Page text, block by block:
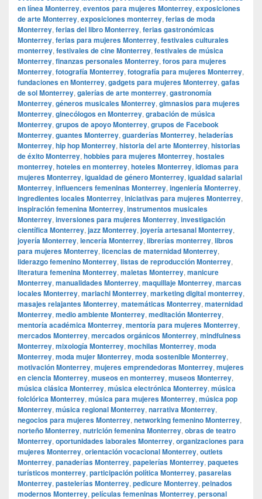
en línea Monterrey, eventos para mujeres Monterrey, exposiciones
de arte Monterrey, exposiciones monterrey, ferias de moda
Monterrey, ferias del libro Monterrey, ferias gastronómicas
Monterrey, ferias para mujeres Monterrey, festivales culturales
monterrey, festivales de cine Monterrey, festivales de música
Monterrey, finanzas personales Monterrey, foros para mujeres
Monterrey, fotografía Monterrey, fotografía para mujeres Monterrey,
fundaciones en Monterrey, gadgets para mujeres Monterrey, gafas
de sol Monterrey, galerías de arte monterrey, gastronomía
Monterrey, géneros musicales Monterrey, gimnasios para mujeres
Monterrey, ginecólogos en Monterrey, grabación de música
Monterrey, grupos de apoyo Monterrey, grupos de Facebook
Monterrey, guantes Monterrey, guarderías Monterrey, heladerías
Monterrey, hip hop Monterrey, historia del arte Monterrey, historias
de éxito Monterrey, hobbies para mujeres Monterrey, hostales
monterrey, hoteles en monterrey, hoteles Monterrey, idiomas para
mujeres Monterrey, igualdad de género Monterrey, igualdad salarial
Monterrey, influencers femeninas Monterrey, ingeniería Monterrey,
ingredientes locales Monterrey, iniciativas para mujeres Monterrey,
inspiración femenina Monterrey, instrumentos musicales
Monterrey, inversiones para mujeres Monterrey, investigación
científica Monterrey, jazz Monterrey, joyería artesanal Monterrey,
joyería Monterrey, lencería Monterrey, librerías monterrey, libros
para mujeres Monterrey, licencias de maternidad Monterrey,
liderazgo femenino Monterrey, listas de reproducción Monterrey,
literatura femenina Monterrey, maletas Monterrey, manicure
Monterrey, manualidades Monterrey, maquillaje Monterrey, marcas
locales Monterrey, mariachi Monterrey, marketing digital monterrey,
masajes relajantes Monterrey, matemáticas Monterrey, maternidad
Monterrey, medio ambiente Monterrey, meditación Monterrey,
mentoría académica Monterrey, mentoría para mujeres Monterrey,
mercados Monterrey, mercados orgánicos Monterrey, mindfulness
Monterrey, mixología Monterrey, mochilas Monterrey, moda
Monterrey, moda mujer Monterrey, moda sostenible Monterrey,
motivación Monterrey, mujeres emprendedoras Monterrey, mujeres
en ciencia Monterrey, museos en monterrey, museos Monterrey,
música clásica Monterrey, música electrónica Monterrey, música
folclórica Monterrey, música para mujeres Monterrey, música pop
Monterrey, música regional Monterrey, narrativa Monterrey,
negocios para mujeres Monterrey, networking femenino Monterrey,
norteño Monterrey, nutrición femenina Monterrey, obras de teatro
Monterrey, oportunidades laborales Monterrey, organizaciones para
mujeres Monterrey, orientación vocacional Monterrey, outlets
Monterrey, panaderías Monterrey, papelerías Monterrey, paquetes
turísticos monterrey, participación política Monterrey, pasarelas
Monterrey, pastelerías Monterrey, pedicure Monterrey, peinados
modernos Monterrey, películas femeninas Monterrey, personal